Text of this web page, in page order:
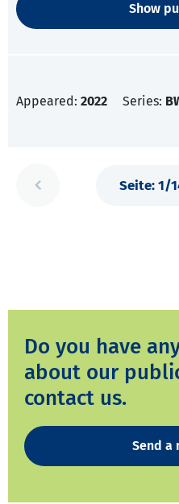
Show
Appeared: 2022 Series:
Do you have
about our
contact us.
Send a